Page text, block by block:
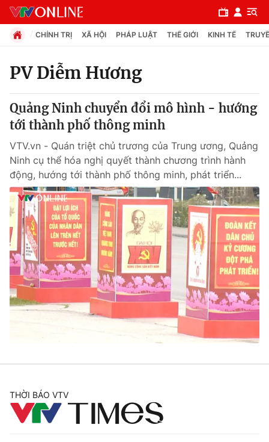
Chuyên mục
Chính trị
Xã hội
Pháp luật
Y tế
Thế giới
Tin tức
Thế giới đó đây
Kinh tế
Góc doanh nghiệp
Dữ liệu và đời sống
Truyền hình
Phim VTV
Hậu trường
Giải trí
Điện ảnh
CHÍNH TRỊ XÃ HỘI PHÁP LUẬT THẾ GIỚI KINH TẾ
PV Diễm Hương
Quảng Ninh chuyển đổi mô hình - hướng
tới thành phố thông minh
VTV.vn - Quán triệt chủ trương của Trung ương, Quảng
Ninh cụ thể hóa nghị quyết thành chương trình hành
động, hướng tới thành phố thông minh, phát triển...
THỜI BÁO VTV